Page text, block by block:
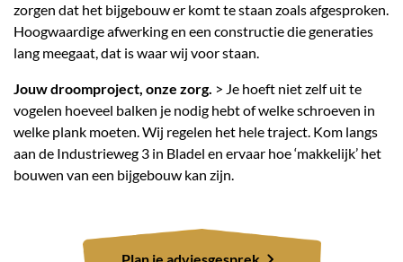
zorgen dat het bijgebouw er komt te staan zoals afgesproken.
Hoogwaardige afwerking en een constructie die generaties
lang meegaat, dat is waar wij voor staan.
Jouw droomproject, onze zorg. > Je hoeft niet zelf uit te
vogelen hoeveel balken je nodig hebt of welke schroeven in
welke plank moeten. Wij regelen het hele traject. Kom langs
aan de Industrieweg 3 in Bladel en ervaar hoe ‘makkelijk’ het
bouwen van een bijgebouw kan zijn.